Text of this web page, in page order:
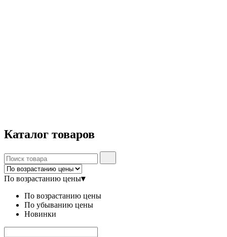
Каталог товаров
По возрастанию цены▾
По возрастанию цены
По убыванию цены
Новинки